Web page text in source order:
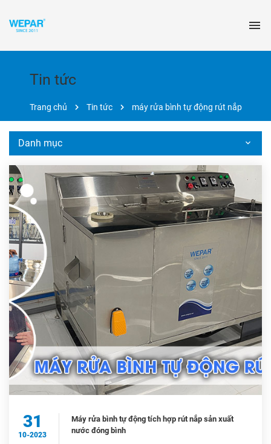
Tin tức
Trang chủ Tin tức máy rửa bình tự động rút nắp
Danh mục
31
10-2023
Máy rửa bình tự động tích hợp rút nắp sản xuất
nước đóng bình